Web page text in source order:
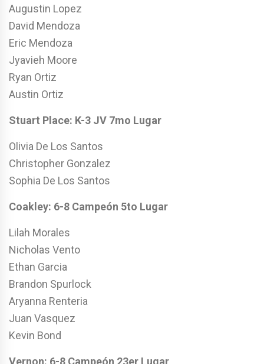
Augustin Lopez
David Mendoza
Eric Mendoza
Jyavieh Moore
Ryan Ortiz
Austin Ortiz
Stuart Place: K-3 JV 7mo Lugar
Olivia De Los Santos
Christopher Gonzalez
Sophia De Los Santos
Coakley: 6-8 Campeón 5to Lugar
Lilah Morales
Nicholas Vento
Ethan Garcia
Brandon Spurlock
Aryanna Renteria
Juan Vasquez
Kevin Bond
Vernon: 6-8 Campeón 23er Lugar